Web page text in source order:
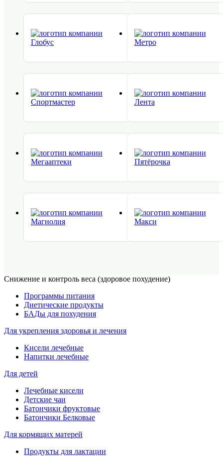
Снижение и контроль веса (здоровое похудение)
Программы питания
Диетические продукты
БАДы для похудения
Для укрепления здоровья и лечения
Кисели лечебные
Напитки лечебные
Для детей
Лечебные кисели
Детские чаи
Батончики фруктовые
Батончики Белковые
Для кормящих матерей
Продукты для лактации